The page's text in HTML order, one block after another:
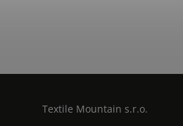
Textile Mountain s.r.o.